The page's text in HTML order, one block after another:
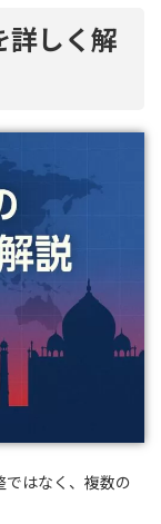
詳しく解
はなく、複数の